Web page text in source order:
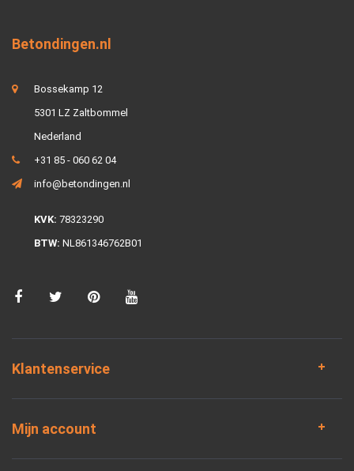
Betondingen.nl
Bossekamp 12
5301 LZ Zaltbommel
Nederland
+31 85 - 060 62 04
info@betondingen.nl
KVK: 78323290
BTW: NL861346762B01
Klantenservice
Mijn account